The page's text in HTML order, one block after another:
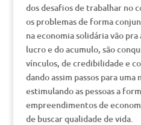
dos desafios de trabalhar no
os problemas de forma
na economia solidária vão
lucro e do acumulo, são
vínculos, de credibilidade e
dando assim passos para
estimulando as pessoas a
empreendimentos de
de buscar qualidade de vida.